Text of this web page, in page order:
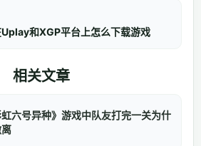
Uplay和XGP平台上怎么下载游戏
相关文章
虹六号异种》游戏中队友打完一关为什